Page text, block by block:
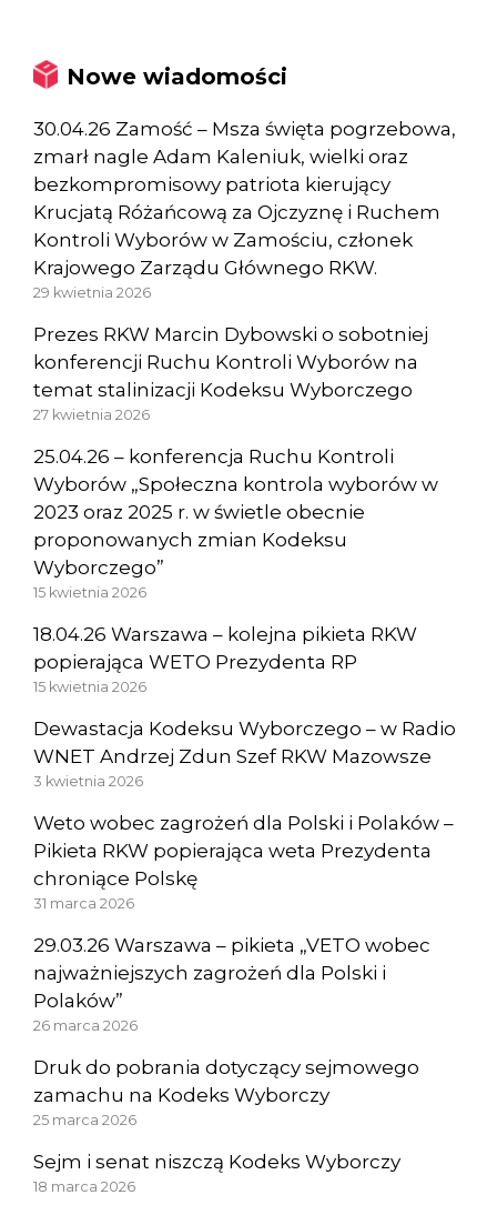
Nowe wiadomości
30.04.26 Zamość – Msza święta pogrzebowa,
zmarł nagle Adam Kaleniuk, wielki oraz
bezkompromisowy patriota kierujący
Krucjatą Różańcową za Ojczyznę i Ruchem
Kontroli Wyborów w Zamościu, członek
Krajowego Zarządu Głównego RKW.
29 kwietnia 2026
Prezes RKW Marcin Dybowski o sobotniej
konferencji Ruchu Kontroli Wyborów na
temat stalinizacji Kodeksu Wyborczego
27 kwietnia 2026
25.04.26 – konferencja Ruchu Kontroli
Wyborów „Społeczna kontrola wyborów w
2023 oraz 2025 r. w świetle obecnie
proponowanych zmian Kodeksu
Wyborczego”
15 kwietnia 2026
18.04.26 Warszawa – kolejna pikieta RKW
popierająca WETO Prezydenta RP
15 kwietnia 2026
Dewastacja Kodeksu Wyborczego – w Radio
WNET Andrzej Zdun Szef RKW Mazowsze
3 kwietnia 2026
Weto wobec zagrożeń dla Polski i Polaków –
Pikieta RKW popierająca weta Prezydenta
chroniące Polskę
31 marca 2026
29.03.26 Warszawa – pikieta „VETO wobec
najważniejszych zagrożeń dla Polski i
Polaków”
26 marca 2026
Druk do pobrania dotyczący sejmowego
zamachu na Kodeks Wyborczy
25 marca 2026
Sejm i senat niszczą Kodeks Wyborczy
18 marca 2026